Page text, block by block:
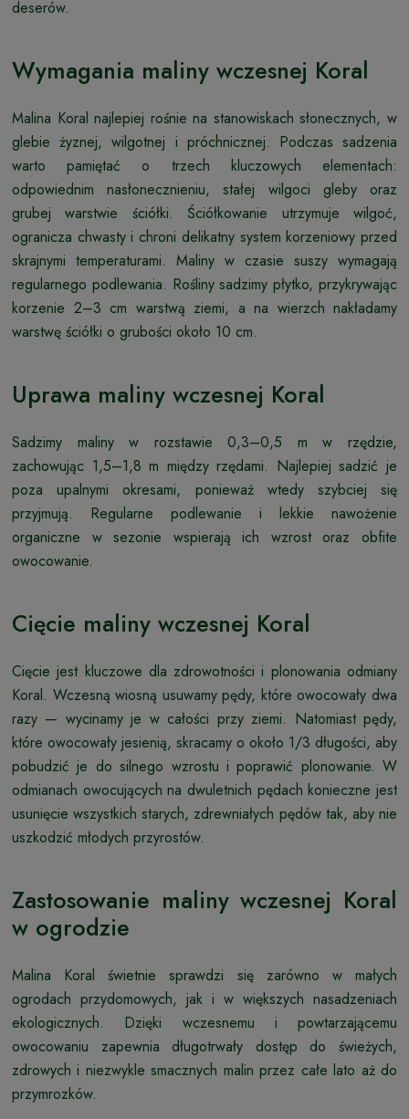
deserów.
Wymagania maliny wczesnej Koral
Malina Koral najlepiej rośnie na stanowiskach słonecznych, w
glebie żyznej, wilgotnej i próchnicznej. Podczas sadzenia
warto pamiętać o trzech kluczowych elementach:
odpowiednim nasłonecznieniu, stałej wilgoci gleby oraz
grubej warstwie ściółki. Ściółkowanie utrzymuje wilgoć,
ogranicza chwasty i chroni delikatny system korzeniowy przed
skrajnymi temperaturami. Maliny w czasie suszy wymagają
regularnego podlewania. Rośliny sadzimy płytko, przykrywając
korzenie 2–3 cm warstwą ziemi, a na wierzch nakładamy
warstwę ściółki o grubości około 10 cm.
Uprawa maliny wczesnej Koral
Sadzimy maliny w rozstawie 0,3–0,5 m w rzędzie,
zachowując 1,5–1,8 m między rzędami. Najlepiej sadzić je
poza upalnymi okresami, ponieważ wtedy szybciej się
przyjmują. Regularne podlewanie i lekkie nawożenie
organiczne w sezonie wspierają ich wzrost oraz obfite
owocowanie.
Cięcie maliny wczesnej Koral
Cięcie jest kluczowe dla zdrowotności i plonowania odmiany
Koral. Wczesną wiosną usuwamy pędy, które owocowały dwa
razy — wycinamy je w całości przy ziemi. Natomiast pędy,
które owocowały jesienią, skracamy o około 1/3 długości, aby
pobudzić je do silnego wzrostu i poprawić plonowanie. W
odmianach owocujących na dwuletnich pędach konieczne jest
usunięcie wszystkich starych, zdrewniałych pędów tak, aby nie
uszkodzić młodych przyrostów.
Zastosowanie maliny wczesnej Koral
w ogrodzie
Malina Koral świetnie sprawdzi się zarówno w małych
ogrodach przydomowych, jak i w większych nasadzeniach
ekologicznych. Dzięki wczesnemu i powtarzającemu
owocowaniu zapewnia długotrwały dostęp do świeżych,
zdrowych i niezwykle smacznych malin przez całe lato aż do
przymrozków.